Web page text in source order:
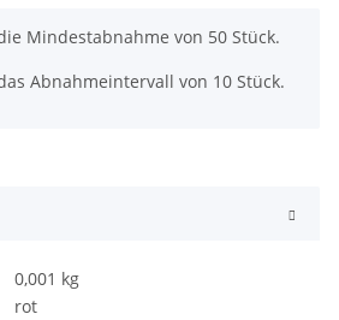
Mindestabnahme von 50 Stück.
Abnahmeintervall von 10 Stück.
0,001 kg
rot